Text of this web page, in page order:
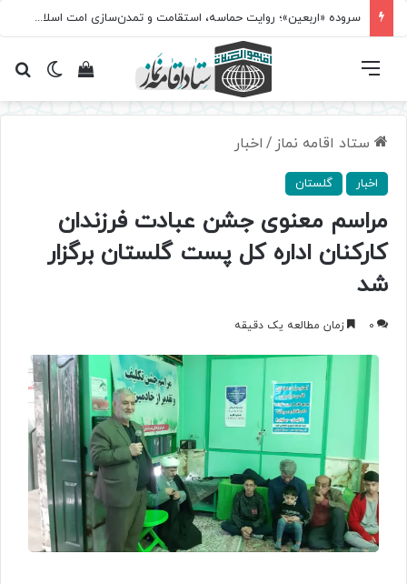
سروده‌ «اربعین»؛ روایت حماسه، استقامت و تمدن‌سازی امت اسلامی
تغییرمشاهده فهرست
ستاد اقامه نماز / اخبار
اخبار گلستان
مراسم معنوی جشن عبادت فرزندان
کارکنان اداره کل پست گلستان برگزار
شد
0 زمان مطالعه یک دقیقه